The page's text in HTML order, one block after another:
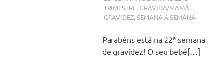
TRIMESTRE, GRÁVIDA/MAMÃ,
GRAVIDEZ,SEMANA A SEMANA
Parabéns está na 22ª semana
de gravidez! O seu bebé[…]